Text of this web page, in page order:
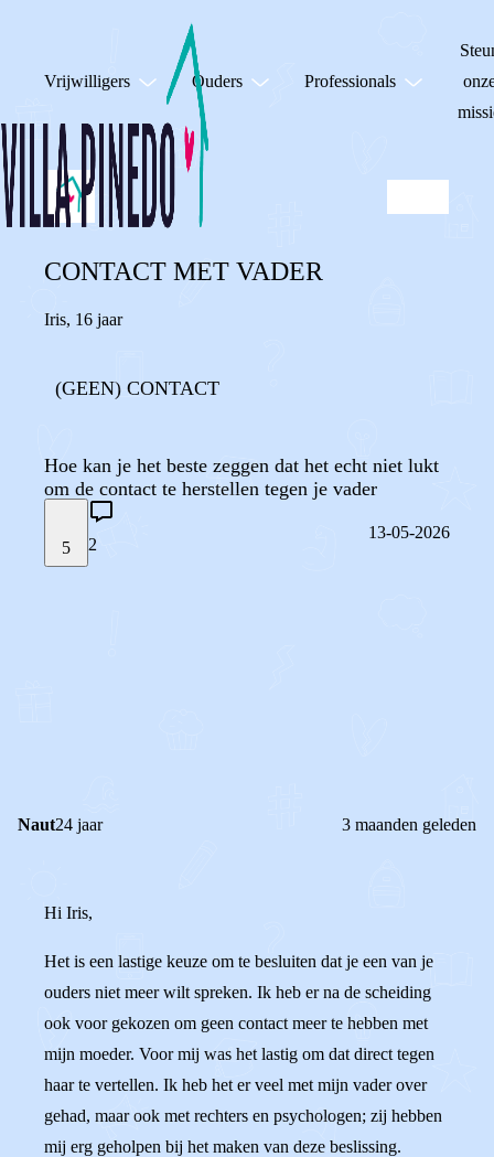
Vrijwilligers Ouders Professionals
CONTACT MET VADER
Iris, 16 jaar
(GEEN) CONTACT
Hoe kan je het beste zeggen dat het echt niet lukt
om de contact te herstellen tegen je vader
5 2
13-05-2026
Naut24 jaar 3 maanden geleden
Hi Iris,
Het is een lastige keuze om te besluiten dat je een van je
ouders niet meer wilt spreken. Ik heb er na de scheiding
ook voor gekozen om geen contact meer te hebben met
mijn moeder. Voor mij was het lastig om dat direct tegen
haar te vertellen. Ik heb het er veel met mijn vader over
gehad, maar ook met rechters en psychologen; zij hebben
mij erg geholpen bij het maken van deze beslissing.